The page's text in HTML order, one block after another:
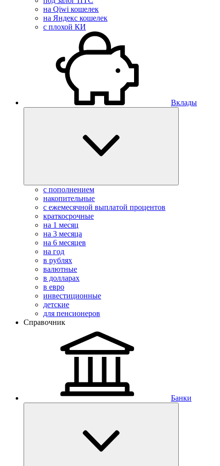
на Qiwi кошелек
на Яндекс кошелек
с плохой КИ
Вклады
с пополнением
накопительные
с ежемесячной выплатой процентов
краткосрочные
на 1 месяц
на 3 месяца
на 6 месяцев
на год
в рублях
валютные
в долларах
в евро
инвестиционные
детские
для пенсионеров
Справочник
Банки